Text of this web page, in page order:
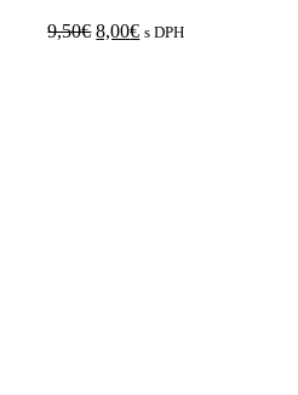
9,50€ 8,00€ s DPH